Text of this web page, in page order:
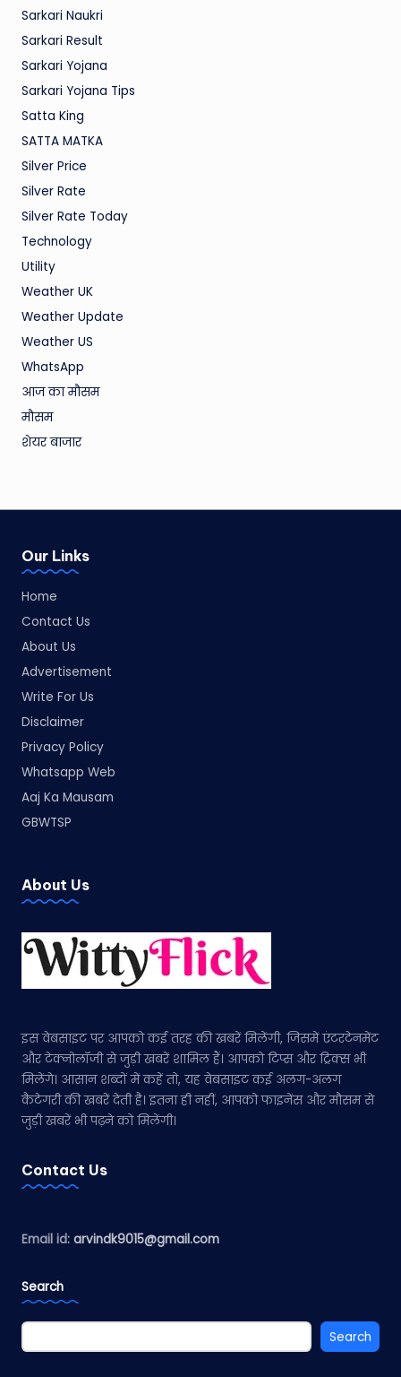
Sarkari Naukri
Sarkari Result
Sarkari Yojana
Sarkari Yojana Tips
Satta King
SATTA MATKA
Silver Price
Silver Rate
Silver Rate Today
Technology
Utility
Weather UK
Weather Update
Weather US
WhatsApp
आज का मौसम
मौसम
शेयर बाजार
Our Links
Home
Contact Us
About Us
Advertisement
Write For Us
Disclaimer
Privacy Policy
Whatsapp Web
Aaj Ka Mausam
GBWTSP
About Us
इस वेबसाइट पर आपको कई तरह की खबरें मिलेंगी, जिसमें एंटरटेनमेंट
और टेक्नोलॉजी से जुड़ी खबरें शामिल हैं। आपको टिप्स और ट्रिक्स भी
मिलेंगे। आसान शब्दों में कहें तो, यह वेबसाइट कई अलग-अलग
कैटेगरी की खबरें देती है। इतना ही नहीं, आपको फाइनेंस और मौसम से
जुड़ी खबरें भी पढ़ने को मिलेंगी।
Contact Us
Email id: arvindk9015@gmail.com
Search
Search